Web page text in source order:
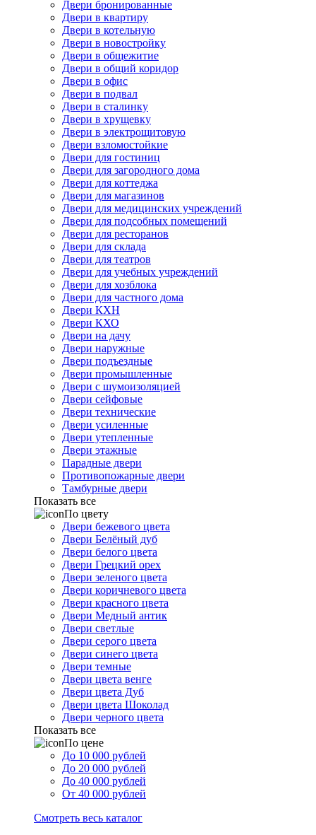
Двери бронированные
Двери в квартиру
Двери в котельную
Двери в новостройку
Двери в общежитие
Двери в общий коридор
Двери в офис
Двери в подвал
Двери в сталинку
Двери в хрущевку
Двери в электрощитовую
Двери взломостойкие
Двери для гостиниц
Двери для загородного дома
Двери для коттеджа
Двери для магазинов
Двери для медицинских учреждений
Двери для подсобных помещений
Двери для ресторанов
Двери для склада
Двери для театров
Двери для учебных учреждений
Двери для хозблока
Двери для частного дома
Двери КХН
Двери КХО
Двери на дачу
Двери наружные
Двери подъездные
Двери промышленные
Двери с шумоизоляцией
Двери сейфовые
Двери технические
Двери усиленные
Двери утепленные
Двери этажные
Парадные двери
Противопожарные двери
Тамбурные двери
Показать все
По цвету
Двери бежевого цвета
Двери Белёный дуб
Двери белого цвета
Двери Грецкий орех
Двери зеленого цвета
Двери коричневого цвета
Двери красного цвета
Двери Медный антик
Двери светлые
Двери серого цвета
Двери синего цвета
Двери темные
Двери цвета венге
Двери цвета Дуб
Двери цвета Шоколад
Двери черного цвета
Показать все
По цене
До 10 000 рублей
До 20 000 рублей
До 40 000 рублей
От 40 000 рублей
Смотреть весь каталог